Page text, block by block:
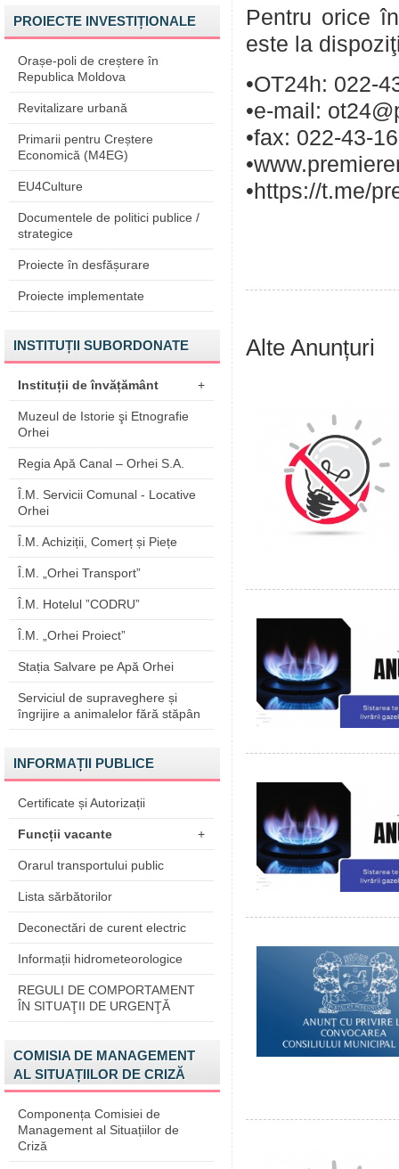
PROIECTE INVESTIȚIONALE
Orașe-poli de creștere în
Republica Moldova
Revitalizare urbană
Primarii pentru Creștere
Economică (M4EG)
EU4Culture
Documentele de politici publice /
strategice
Proiecte în desfășurare
Proiecte implementate
INSTITUȚII SUBORDONATE
Instituții de învățământ +
Muzeul de Istorie şi Etnografie
Orhei
Regia Apă Canal – Orhei S.A.
Î.M. Servicii Comunal - Locative
Orhei
Î.M. Achiziții, Comerț și Piețe
Î.M. „Orhei Transport”
Î.M. Hotelul ”CODRU”
Î.M. „Orhei Proiect”
Stația Salvare pe Apă Orhei
Serviciul de supraveghere și
îngrijire a animalelor fără stăpân
INFORMAȚII PUBLICE
Certificate și Autorizații
Funcții vacante +
Orarul transportului public
Lista sărbătorilor
Deconectări de curent electric
Informații hidrometeorologice
REGULI DE COMPORTAMENT
ÎN SITUAŢII DE URGENŢĂ
COMISIA DE MANAGEMENT
AL SITUAȚIILOR DE CRIZĂ
Componența Comisiei de
Management al Situațiilor de
Criză
Pentru orice
este la
•OT24h: 022-
•e-mail:
•fax: 022-43-
•https://t.me/
Alte Anunțuri